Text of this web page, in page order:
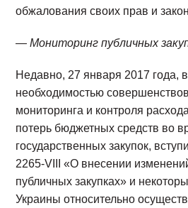
обжалования своих прав и
— Мониторинг публичных
Недавно, 27 января 2017 года,
необходимостью
мониторинга и контроля
потерь бюджетных средств во
государственных закупок,
2265-VIII «О внесении
публичных закупках» и
Украины относительно